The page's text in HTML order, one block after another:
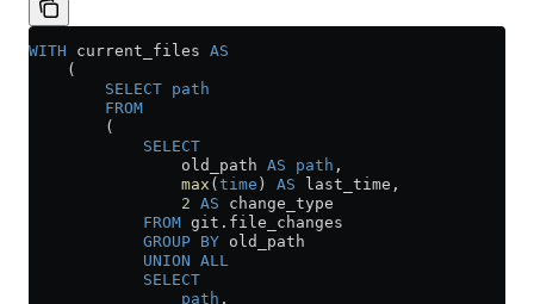
WITH current_files AS
    (
        SELECT
path
        FROM
        (
            SELECT
                old_path
AS path ,
                max
( time ) AS last_time,
                2
AS change_type
            FROM
git . file_changes
            GROUP BY
old_path
            UNION ALL
            SELECT
                path
,